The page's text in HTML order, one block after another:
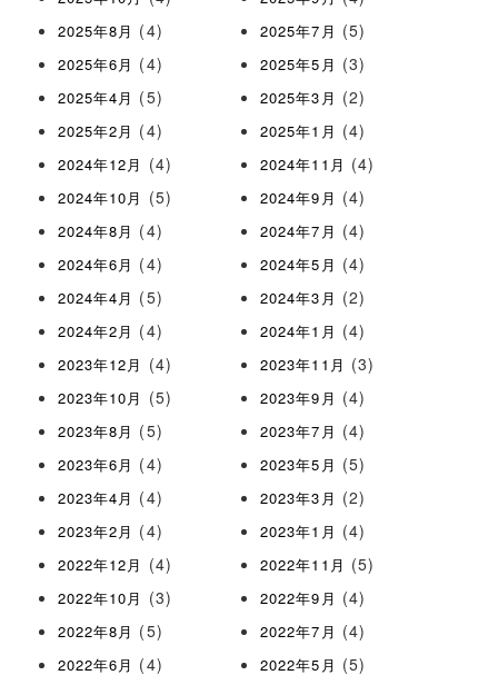
2025年8月 (4) 2025年7月 (5)
2025年6月 (4) 2025年5月 (3)
2025年4月 (5) 2025年3月 (2)
2025年2月 (4) 2025年1月 (4)
2024年12月 (4) 2024年11月 (4)
2024年10月 (5) 2024年9月 (4)
2024年8月 (4) 2024年7月 (4)
2024年6月 (4) 2024年5月 (4)
2024年4月 (5) 2024年3月 (2)
2024年2月 (4) 2024年1月 (4)
2023年12月 (4) 2023年11月 (3)
2023年10月 (5) 2023年9月 (4)
2023年8月 (5) 2023年7月 (4)
2023年6月 (4) 2023年5月 (5)
2023年4月 (4) 2023年3月 (2)
2023年2月 (4) 2023年1月 (4)
2022年12月 (4) 2022年11月 (5)
2022年10月 (3) 2022年9月 (4)
2022年8月 (5) 2022年7月 (4)
2022年6月 (4) 2022年5月 (5)